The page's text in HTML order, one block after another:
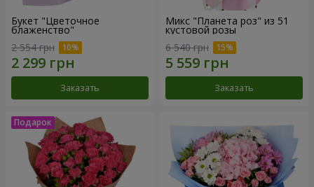
Букет "Цветочное
блаженство"
2 554 грн
Заказать
Микс "Планета роз" из 51
кустовой розы
6 540 грн
Заказать